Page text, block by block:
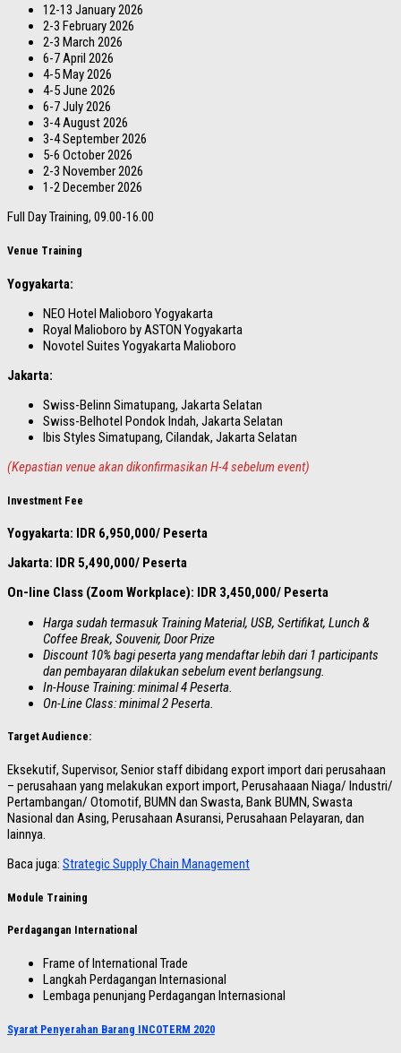
12-13 January 2026
2-3 February 2026
2-3 March 2026
6-7 April 2026
4-5 May 2026
4-5 June 2026
6-7 July 2026
3-4 August 2026
3-4 September 2026
5-6 October 2026
2-3 November 2026
1-2 December 2026
Full Day Training, 09.00-16.00
Venue Training
Yogyakarta:
NEO Hotel Malioboro Yogyakarta
Royal Malioboro by ASTON Yogyakarta
Novotel Suites Yogyakarta Malioboro
Jakarta:
Swiss-Belinn Simatupang, Jakarta Selatan
Swiss-Belhotel Pondok Indah, Jakarta Selatan
Ibis Styles Simatupang, Cilandak, Jakarta Selatan
(Kepastian venue akan dikonfirmasikan H-4 sebelum event)
Investment Fee
Yogyakarta: IDR 6,950,000/ Peserta
Jakarta: IDR 5,490,000/ Peserta
On-line Class (Zoom Workplace): IDR 3,450,000/ Peserta
Harga sudah termasuk Training Material, USB, Sertifikat, Lunch &
Coffee Break, Souvenir, Door Prize
Discount 10% bagi peserta yang mendaftar lebih dari 1 participants
dan pembayaran dilakukan sebelum event berlangsung.
In-House Training: minimal 4 Peserta.
On-Line Class: minimal 2 Peserta.
Target Audience:
Eksekutif, Supervisor, Senior staff dibidang export import dari perusahaan
– perusahaan yang melakukan export import, Perusahaaan Niaga/ Industri/
Pertambangan/ Otomotif, BUMN dan Swasta, Bank BUMN, Swasta
Nasional dan Asing, Perusahaan Asuransi, Perusahaan Pelayaran, dan
lainnya.
Baca juga: Strategic Supply Chain Management
Module Training
Perdagangan International
Frame of International Trade
Langkah Perdagangan Internasional
Lembaga penunjang Perdagangan Internasional
Syarat Penyerahan Barang INCOTERM 2020